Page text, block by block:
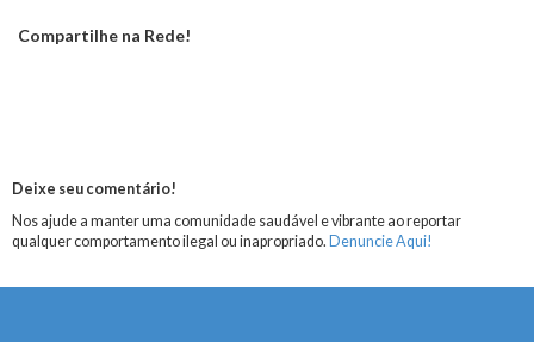
Compartilhe na Rede!
Deixe seu comentário!
Nos ajude a manter uma comunidade saudável e vibrante ao reportar
qualquer comportamento ilegal ou inapropriado. Denuncie Aqui!